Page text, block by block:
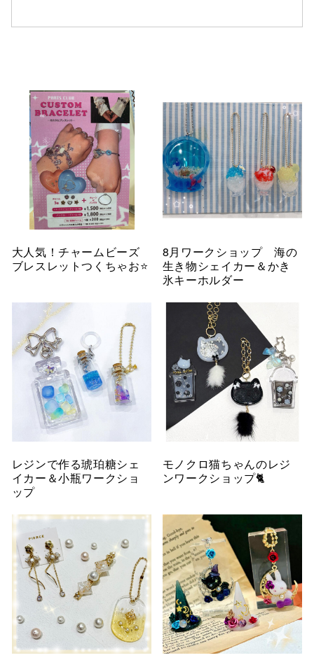
大人気！チャームビーズ
ブレスレットつくちゃお⭐
8月ワークショップ 海の
生き物シェイカー＆かき
氷キーホルダー
レジンで作る琥珀糖シェ
イカー＆小瓶ワークショ
ップ
モノクロ猫ちゃんのレジ
ンワークショップ🐈